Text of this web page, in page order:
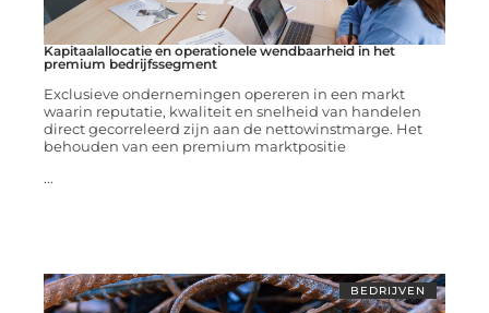
Kapitaalallocatie en operationele wendbaarheid in het
premium bedrijfssegment
Exclusieve ondernemingen opereren in een markt
waarin reputatie, kwaliteit en snelheid van handelen
direct gecorreleerd zijn aan de nettowinstmarge. Het
behouden van een premium marktpositie
...
BEDRIJVEN